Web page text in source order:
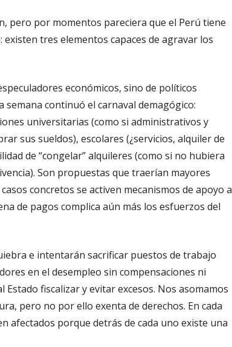
pero por momentos pareciera que el Perú tiene
existen tres elementos capaces de agravar los
económicos, sino de políticos
semana continuó el carnaval demagógico:
universitarias (como si administrativos y
sus sueldos), escolares (¿servicios, alquiler de
de “congelar” alquileres (como si no hubiera
Son propuestas que traerían mayores
concretos se activen mecanismos de apoyo a
de pagos complica aún más los esfuerzos del
e intentarán sacrificar puestos de trabajo
en el desempleo sin compensaciones ni
fiscalizar y evitar excesos. Nos asomamos
pero no por ello exenta de derechos. En cada
afectados porque detrás de cada uno existe una